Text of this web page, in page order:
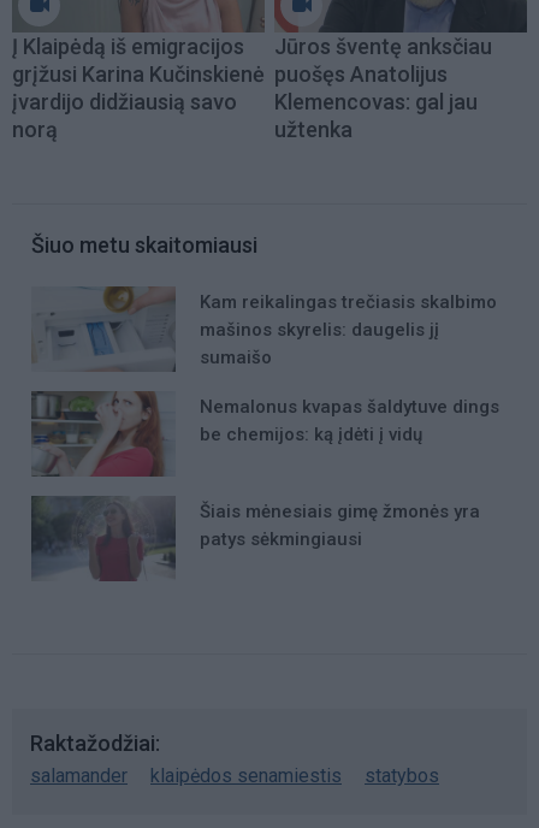
Į Klaipėdą iš emigracijos
grįžusi Karina Kučinskienė
įvardijo didžiausią savo
norą
Jūros šventę anksčiau
puošęs Anatolijus
Klemencovas: gal jau
užtenka
Šiuo metu skaitomiausi
Kam reikalingas trečiasis skalbimo
mašinos skyrelis: daugelis jį
sumaišo
Nemalonus kvapas šaldytuve dings
be chemijos: ką įdėti į vidų
Šiais mėnesiais gimę žmonės yra
patys sėkmingiausi
Raktažodžiai
salamander klaipėdos senamiestis statybos